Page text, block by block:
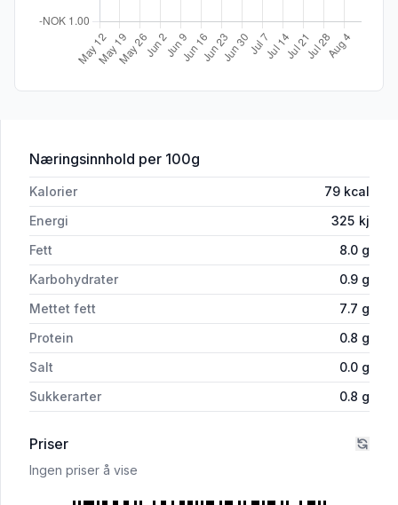
Næringsinnhold for 'Santa Maria Coconut Milk Light
per 100g
Kalorier 79 kcal
Energi
325 kj
Fett
8.0 g
Karbohydrater
0.9 g
Mettet fett
7.7 g
Protein
0.8 g
Salt
0.0 g
Sukkerarter
0.8 g
Priser
Ingen priser å vise